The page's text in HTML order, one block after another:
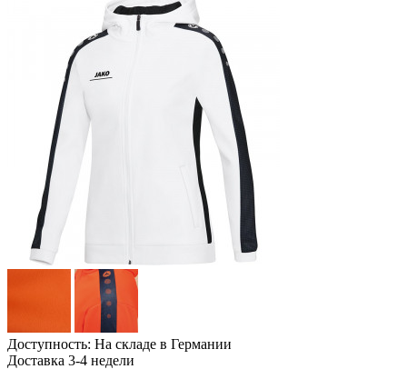
Доступность: На складе в Германии
Доставка 3-4 недели